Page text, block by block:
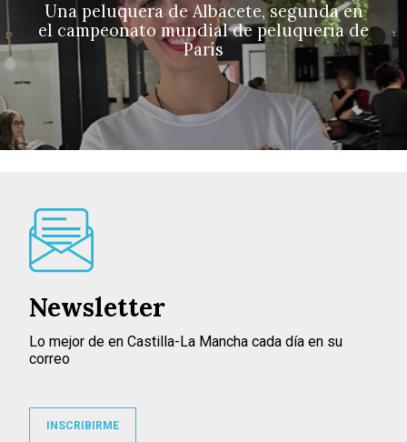
Una peluquera de Albacete, segunda en
el campeonato mundial de peluquería de
París
Newsletter
Lo mejor de en Castilla-La Mancha cada día en su
correo
INSCRIBIRME